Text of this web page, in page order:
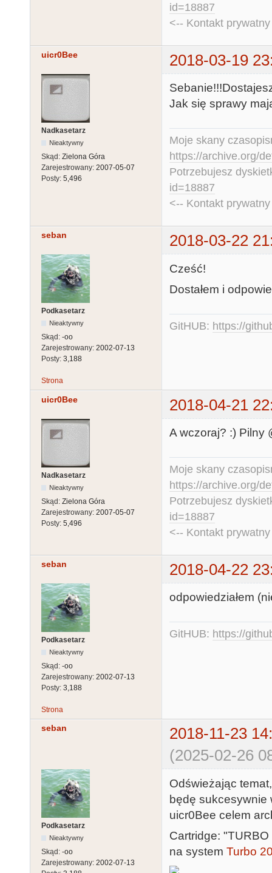
id=18887
<-- Kontakt
uicr0Bee 2018-03-19
Nadkasetarz
Nieaktywny
Skąd: Zielona Góra
Zarejestrowany: 2007-05-07
Posty: 5,496
Jak się sprawy
Moje skany
https://archive.org/
Potrzebujesz
id=18887
<-- Kontakt
seban 2018-03-22
Podkasetarz
Nieaktywny
Skąd: -oo
Zarejestrowany: 2002-07-13
Posty: 3,188
Cześć!
Dostałem i
GitHUB: https://
Strona
uicr0Bee 2018-04-21
Nadkasetarz
Nieaktywny
Skąd: Zielona Góra
Zarejestrowany: 2007-05-07
Posty: 5,496
A wczoraj? :) Pilny
Moje skany
https://archive.org/
Potrzebujesz
id=18887
<-- Kontakt
seban 2018-04-22
Podkasetarz
Nieaktywny
Skąd: -oo
Zarejestrowany: 2002-07-13
Posty: 3,188
odpowiedziałem
GitHUB: https://
Strona
seban
2018-11-23
(2025-02-26
Podkasetarz
Nieaktywny
Skąd: -oo
Zarejestrowany: 2002-07-13
Odświeżając
będę sukcesywnie
uicr0Bee celem
Cartridge:
na system Turbo